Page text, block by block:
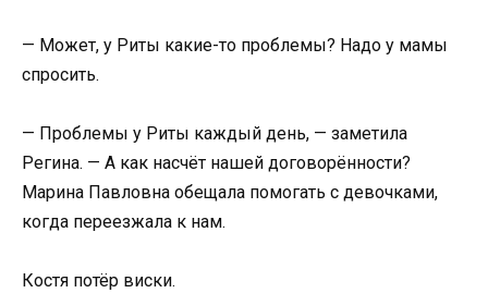
— Может, у Риты какие-то проблемы? Надо у мамы
спросить.
— Проблемы у Риты каждый день, — заметила
Регина. — А как насчёт нашей договорённости?
Марина Павловна обещала помогать с девочками,
когда переезжала к нам.
Костя потёр виски.